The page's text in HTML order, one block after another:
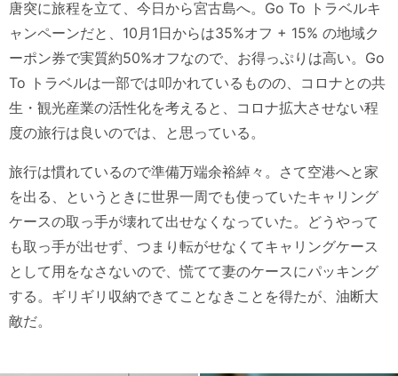
唐突に旅程を立て、今日から宮古島へ。Go To トラベルキ
ャンペーンだと、10月1日からは35%オフ + 15% の地域ク
ーポン券で実質約50%オフなので、お得っぷりは高い。Go
To トラベルは一部では叩かれているものの、コロナとの共
生・観光産業の活性化を考えると、コロナ拡大させない程
度の旅行は良いのでは、と思っている。
旅行は慣れているので準備万端余裕綽々。さて空港へと家
を出る、というときに世界一周でも使っていたキャリング
ケースの取っ手が壊れて出せなくなっていた。どうやって
も取っ手が出せず、つまり転がせなくてキャリングケース
として用をなさないので、慌てて妻のケースにパッキング
する。ギリギリ収納できてことなきことを得たが、油断大
敵だ。